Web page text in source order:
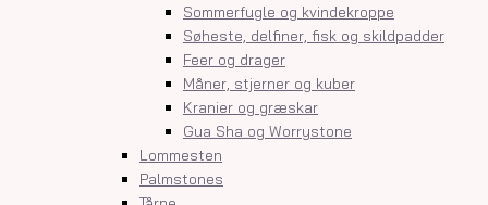
Sommerfugle og kvindekroppe
Søheste, delfiner, fisk og skildpadder
Feer og drager
Måner, stjerner og kuber
Kranier og græskar
Gua Sha og Worrystone
Lommesten
Palmstones